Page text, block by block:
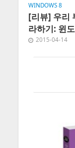
WINDOWS 8
[리뷰] 우리
라하기: 윈
2015-04-14